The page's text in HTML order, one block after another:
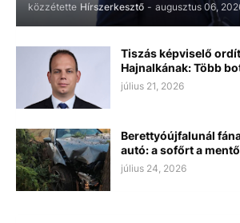
közzétette Hírszerkesztő - augusztus 06,
Tiszás képviselő
Hajnalkának: Több
július 21, 2026
Berettyóújfalunál
autó: a sofőrt a
július 24, 2026